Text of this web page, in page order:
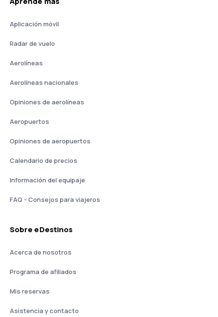
Aplicación móvil
Radar de vuelo
Aerolíneas
Aerolíneas nacionales
Opiniones de aerolíneas
Aeropuertos
Opiniones de aeropuertos
Calendario de precios
Información del equipaje
FAQ - Consejos para viajeros
Sobre eDestinos
Acerca de nosotros
Programa de afiliados
Mis reservas
Asistencia y contacto